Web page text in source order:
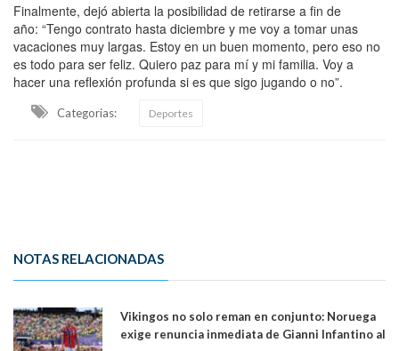
Finalmente, dejó abierta la posibilidad de retirarse a fin de
año: “Tengo contrato hasta diciembre y me voy a tomar unas
vacaciones muy largas. Estoy en un buen momento, pero eso no
es todo para ser feliz. Quiero paz para mí y mi familia. Voy a
hacer una reflexión profunda si es que sigo jugando o no”.
Categorias: Deportes
NOTAS RELACIONADAS
Vikingos no solo reman en conjunto: Noruega
exige renuncia inmediata de Gianni Infantino al